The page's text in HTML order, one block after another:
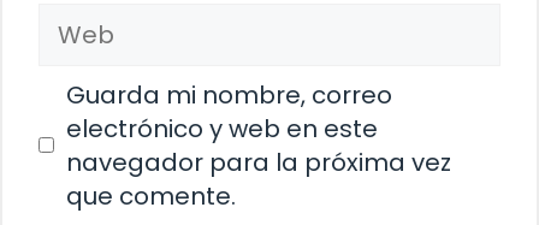
Web
Guarda mi nombre, correo
electrónico y web en este
navegador para la próxima vez
que comente.